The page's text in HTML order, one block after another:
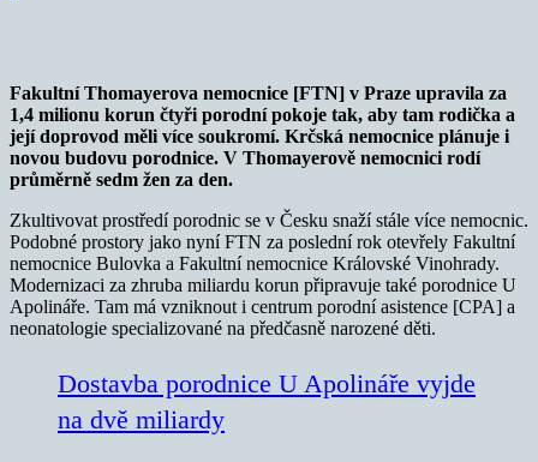
Fakultní Thomayerova nemocnice [FTN] v Praze upravila za
1,4 milionu korun čtyři porodní pokoje tak, aby tam rodička a
její doprovod měli více soukromí. Krčská nemocnice plánuje i
novou budovu porodnice. V Thomayerově nemocnici rodí
průměrně sedm žen za den.
Zkultivovat prostředí porodnic se v Česku snaží stále více nemocnic.
Podobné prostory jako nyní FTN za poslední rok otevřely Fakultní
nemocnice Bulovka a Fakultní nemocnice Královské Vinohrady.
Modernizaci za zhruba miliardu korun připravuje také porodnice U
Apolináře. Tam má vzniknout i centrum porodní asistence [CPA] a
neonatologie specializované na předčasně narozené děti.
Dostavba porodnice U Apolináře vyjde
na dvě miliardy